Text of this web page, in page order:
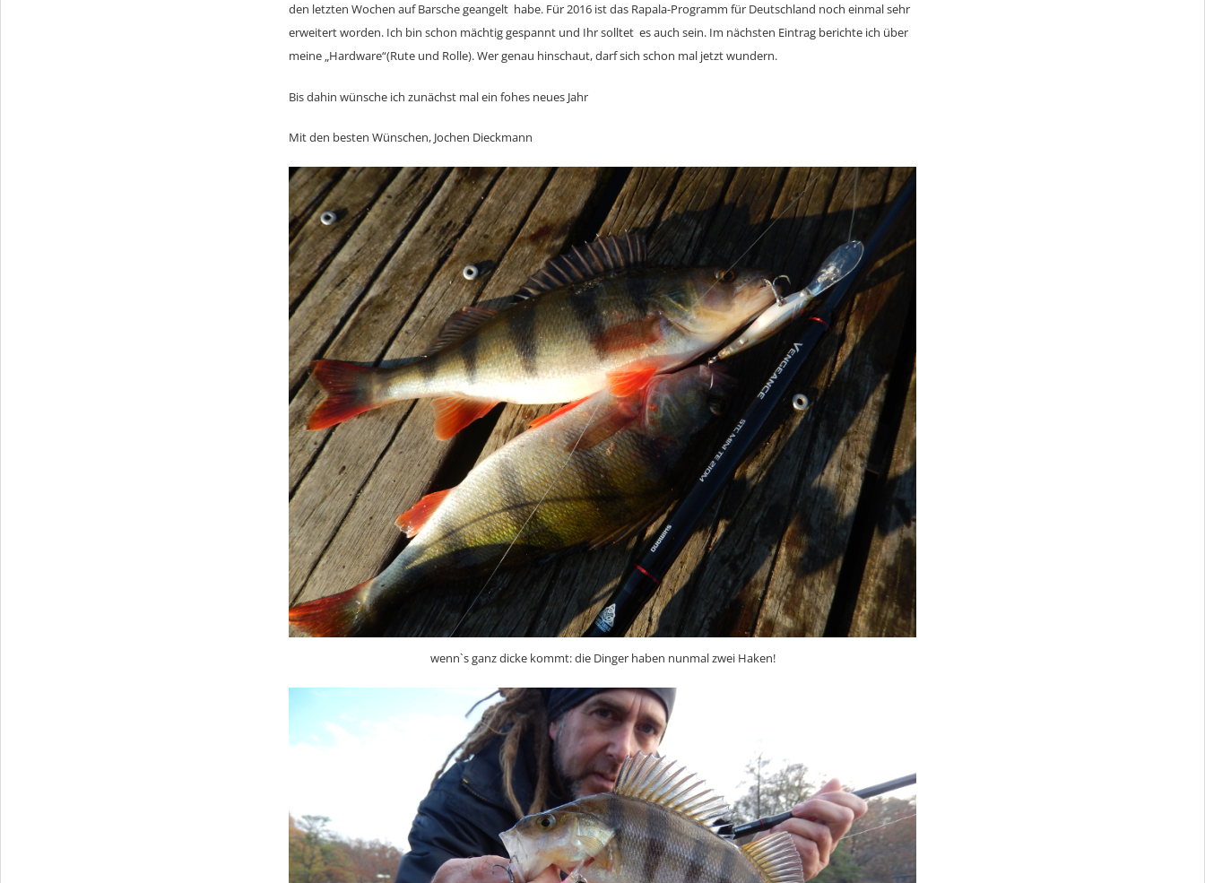
den letzten Wochen auf Barsche geangelt habe. Für 2016 ist das Rapala-Programm für Deutschland noch einmal sehr
erweitert worden. Ich bin schon mächtig gespannt und Ihr solltet es auch sein. Im nächsten Eintrag berichte ich über
meine „Hardware“(Rute und Rolle). Wer genau hinschaut, darf sich schon mal jetzt wundern.
Bis dahin wünsche ich zunächst mal ein fohes neues Jahr
Mit den besten Wünschen, Jochen Dieckmann
wenn`s ganz dicke kommt: die Dinger haben nunmal zwei Haken!